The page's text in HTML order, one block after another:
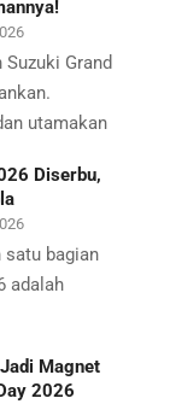
Grand
utamakan
Diserbu,
satu bagian
adalah
Magnet
2026